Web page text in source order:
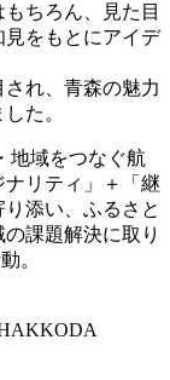
ちろん、見た目
をもとにアイデ
れ、青森の魅力
た。
地域をつなぐ航
リティ」＋「継
添い、ふるさと
課題解決に取り
。